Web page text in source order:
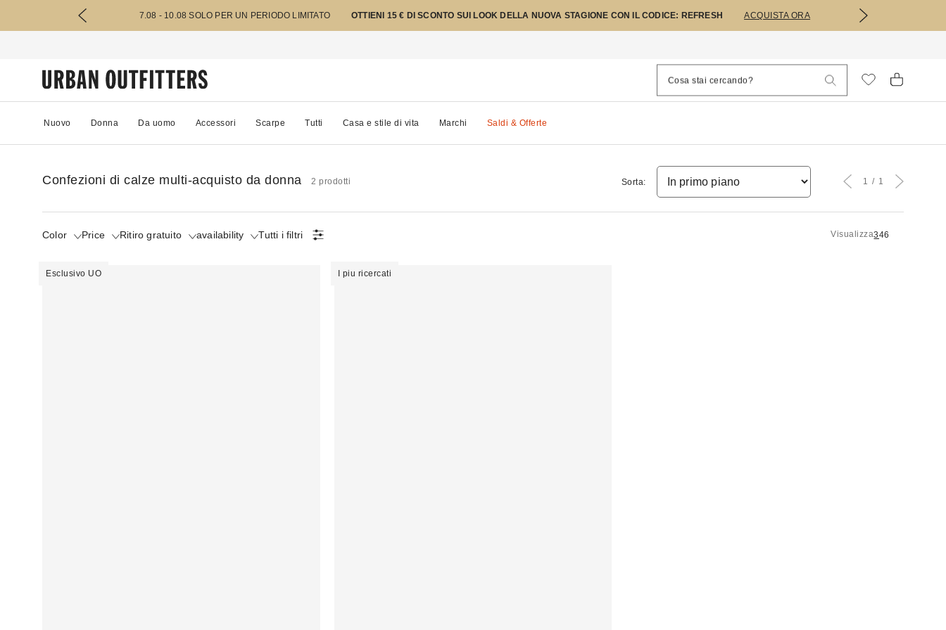
7.08 - 10.08 SOLO PER UN PERIODO LIMITATO OTTIENI 15 € DI SCONTO SUI LOOK DELLA NUOVA STAGIONE CON IL CODICE: REFRESH ACQUISTA ORA
Nuovo Donna Da uomo Accessori Scarpe Tutti Casa e stile di vita Marchi Saldi & Offerte
Confezioni di calze multi-acquisto da donna 2 prodotti
Color Price Ritiro gratuito availability Tutti i filtri Visualizza346
Sorta: 1 1
Esclusivo UO I piu ricercati